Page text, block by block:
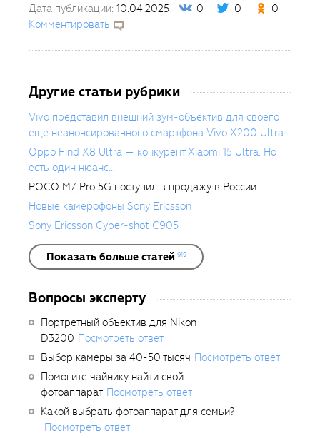
Дата публикации: 10.04.2025 0 0
0
Комментировать
Другие статьи рубрики
Vivo представил внешний зум-объектив для своего
еще неанонсированного смартфона Vivo X200 Ultra
Oppo Find X8 Ultra — конкурент Xiaomi 15 Ultra. Но
есть один нюанс...
POCO M7 Pro 5G поступил в продажу в России
Новые камерофоны Sony Ericsson
Sony Ericsson Cyber-shot C905
Показать больше статей 919
Вопросы эксперту
Портретный объектив для Nikon
D3200 Посмотреть ответ
Выбор камеры за 40-50 тысяч Посмотреть ответ
Помогите чайнику найти свой
фотоаппарат Посмотреть ответ
Какой выбрать фотоаппарат для семьи?
Посмотреть ответ